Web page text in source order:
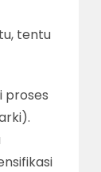
tentu
proses